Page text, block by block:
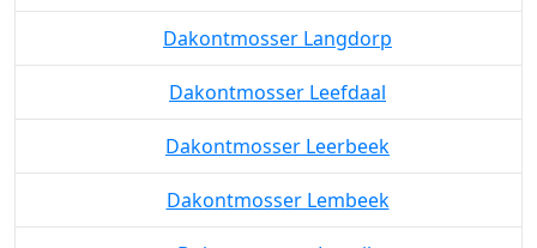
Dakontmosser Langdorp
Dakontmosser Leefdaal
Dakontmosser Leerbeek
Dakontmosser Lembeek